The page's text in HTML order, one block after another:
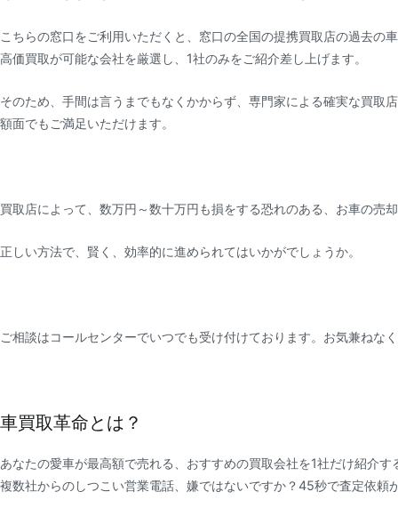
こちらの窓口をご利用いただくと、窓口の全国の提携買取店の過去の
高価買取が可能な会社を厳選し、1社のみをご紹介差し上げます。
そのため、手間は言うまでもなくかからず、専門家による確実な買取
額面でもご満足いただけます。
買取店によって、数万円～数十万円も損をする恐れのある、お車の売
正しい方法で、賢く、効率的に進められてはいかがでしょうか。
ご相談はコールセンターでいつでも受け付けております。お気兼ねな
車買取革命とは？
あなたの愛車が最高額で売れる、おすすめの買取会社を1社だけ紹介す
複数社からのしつこい営業電話、嫌ではないですか？45秒で査定依頼